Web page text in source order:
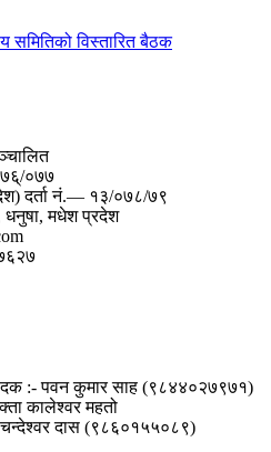
समितिको विस्तारित बैठक
०७७
दर्ता नं.— १३/०७८/७९
धनुषा, मधेश प्रदेश
:- पवन कुमार साह (९८४४०२७९७१)
कालेश्वर महतो
चन्देश्वर दास (९८६०१५५०८९)